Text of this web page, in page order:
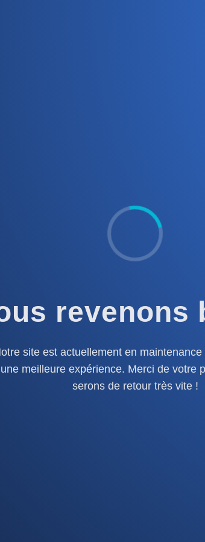
revenons
site est actuellement en
une meilleure expérience. Merci de votre
serons de retour très vite !